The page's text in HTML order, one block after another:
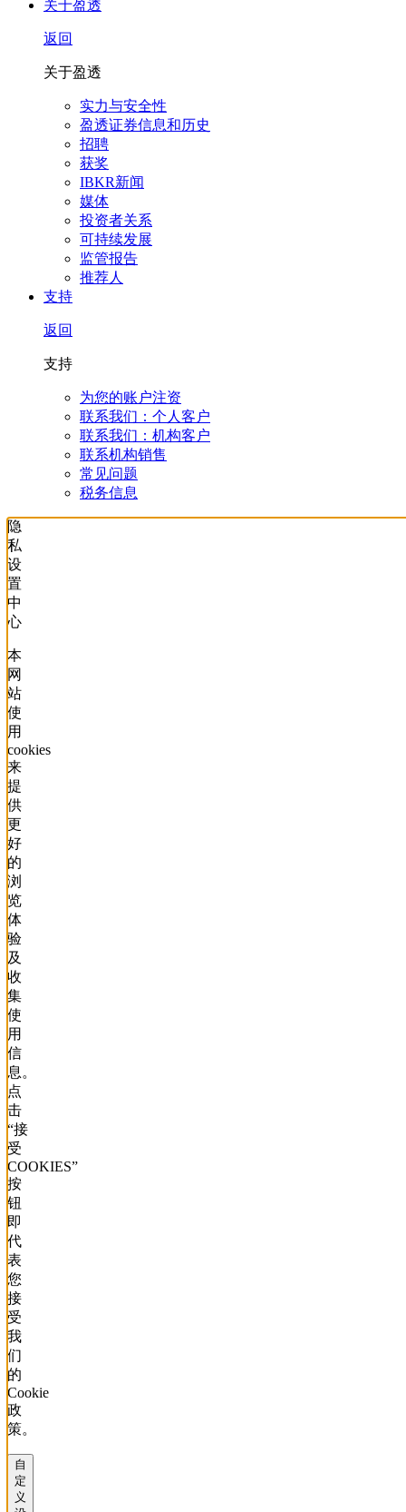
关于盈透
返回
关于盈透
实力与安全性
盈透证券信息和历史
招聘
获奖
IBKR新闻
媒体
投资者关系
可持续发展
监管报告
推荐人
支持
返回
支持
为您的账户注资
联系我们：个人客户
联系我们：机构客户
联系机构销售
常见问题
税务信息
隐
私
设
置
中
心
本
网
站
使
用
cookies
来
提
供
更
好
的
浏
览
体
验
及
收
集
使
用
信
息。
点
击
“接
受
COOKIES”
按
钮
即
代
表
您
接
受
我
们
的
Cookie
政
策。
自
定
义